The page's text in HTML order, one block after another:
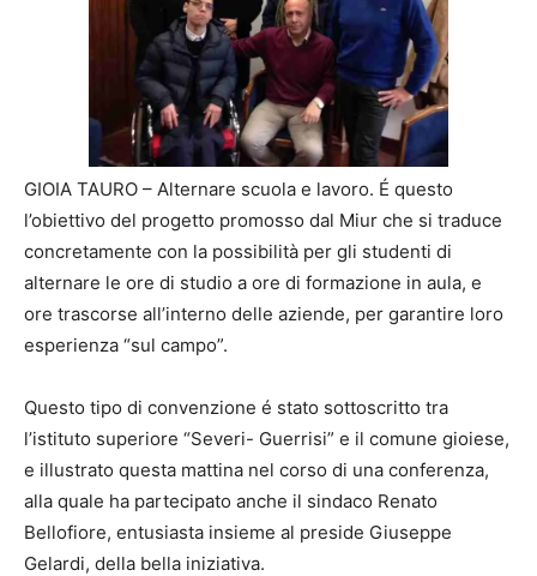
GIOIA TAURO – Alternare scuola e lavoro. É questo
l’obiettivo del progetto promosso dal Miur che si traduce
concretamente con la possibilità per gli studenti di
alternare le ore di studio a ore di formazione in aula, e
ore trascorse all’interno delle aziende, per garantire loro
esperienza “sul campo”.
Questo tipo di convenzione é stato sottoscritto tra
l’istituto superiore “Severi- Guerrisi” e il comune gioiese,
e illustrato questa mattina nel corso di una conferenza,
alla quale ha partecipato anche il sindaco Renato
Bellofiore, entusiasta insieme al preside Giuseppe
Gelardi, della bella iniziativa.